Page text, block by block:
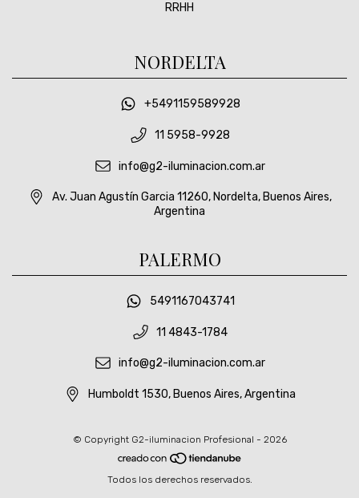
RRHH
NORDELTA
+5491159589928
11 5958-9928
info@g2-iluminacion.com.ar
Av. Juan Agustín Garcia 11260, Nordelta, Buenos Aires,
Argentina
PALERMO
5491167043741
11 4843-1784
info@g2-iluminacion.com.ar
Humboldt 1530, Buenos Aires, Argentina
© Copyright G2-iluminacion Profesional - 2026
Todos los derechos reservados.